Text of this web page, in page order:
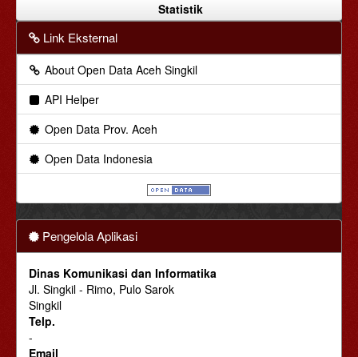
Statistik
Link Eksternal
About Open Data Aceh Singkil
API Helper
Open Data Prov. Aceh
Open Data Indonesia
Pengelola Aplikasi
Dinas Komunikasi dan Informatika
Jl. Singkil - Rimo, Pulo Sarok
Singkil
Telp.
-
Email